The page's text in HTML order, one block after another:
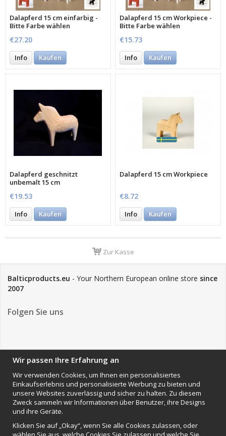
Dalapferd 15 cm einfarbig -
Bitte Farbe wählen
€27.20
Info Kaufen
Dalapferd 15 cm Workpiece -
Bitte Farbe wählen
€15.73
Info Kaufen
Dalapferd geschnitzt
unbemalt 15 cm
€19.53
Info Kaufen
Dalapferd 15 cm Workpiece
€8.72
Info Kaufen
Zur Kasse
Balticproducts.eu - Your Northern European online store since
2007
Folgen Sie uns
NEWSLETTER
Anmelden
Impressum
VAMOS Commerce AB
Organisationsnummer: 559502-0453
Wir passen Ihre Erfahrung an
Wir verwenden Cookies, um Ihnen ein personalisiertes
Einkaufserlebnis und personalisierte Werbung zu bieten und
unsere Websites zuverlässig und sicher zu halten. Zu diesem
Zweck sammeln wir Informationen über Benutzer, ihre Designs
und ihre Geräte.
Klicken Sie auf „Okay“, wenn Sie alle Cookies zulassen, oder